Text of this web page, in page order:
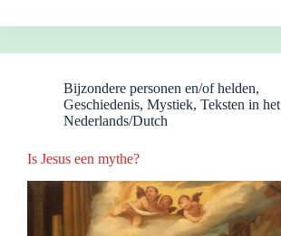
Bijzondere personen en/of helden,
Geschiedenis, Mystiek, Teksten in het
Nederlands/Dutch
Is Jesus een mythe?